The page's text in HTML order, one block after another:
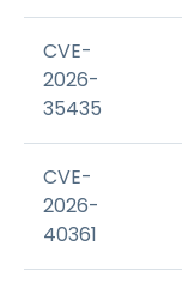
CVE-
2026-
35435
CVE-
2026-
40361